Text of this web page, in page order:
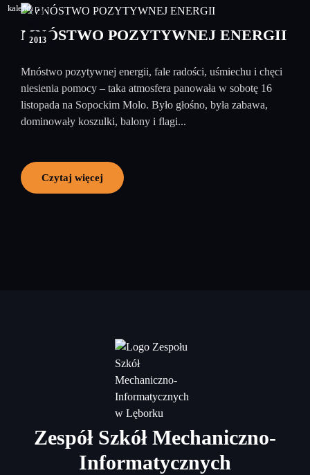
18
2013
MNÓSTWO POZYTYWNEJ ENERGII
Mnóstwo pozytywnej energii, fale radości, uśmiechu i chęci
niesienia pomocy – taka atmosfera panowała w sobotę 16
listopada na Sopockim Molo. Było głośno, była zabawa,
dominowały koszulki, balony i flagi...
Czytaj więcej
Zespół Szkół Mechaniczno-
Informatycznych